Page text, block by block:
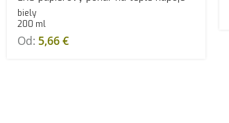
biely
200 ml
Od: 5,66€